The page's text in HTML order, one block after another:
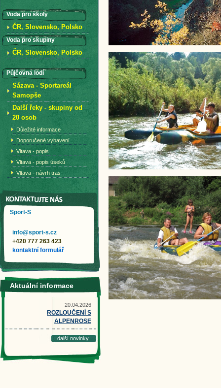
Voda pro školy
ČR, Slovensko, Polsko
Voda pro skupiny
ČR, Slovensko, Polsko
Půjčovna lodí
Sázava - Sportareál
Samopše
Další řeky - skupiny od
20 osob
Důležité informace
Doporučené vybavení
Vltava - popis
Vltava - popis úseků
Vltava - návrh tras
Sport-S
info@sport-s.cz
+420 777 263 423
kontaktní formulář
Aktuální informace
20.04.2026
ROZLOUČENÍ S
ALPENROSE
další novinky